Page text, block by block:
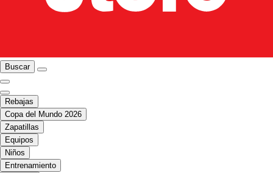
Buscar
Rebajas
Copa del Mundo 2026
Zapatillas
Equipos
Niños
Entrenamiento